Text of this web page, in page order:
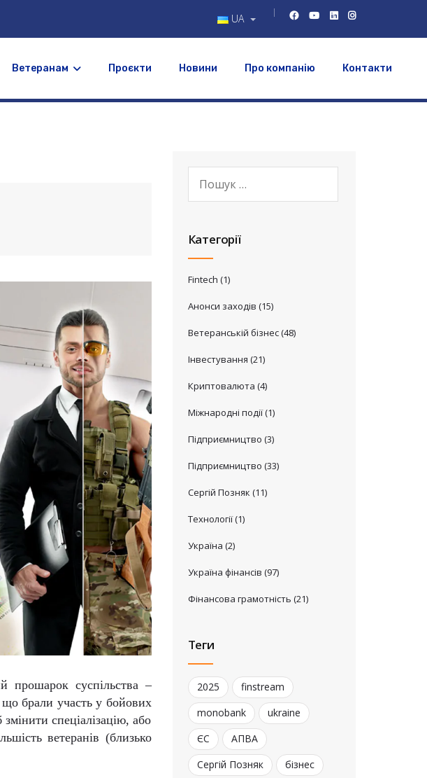
UA
Ветеранам Проєкти Новини Про компанію Контакти
прошарок суспільства –
що брали участь у бойових
спеціалізацію, або
ветеранів (близько
Категорії
Fintech (1)
Анонси заходів (15)
Ветеранській бізнес(48)
Інвестування (21)
Криптовалюта (4)
Міжнародні події(1)
Підприємництво (3)
Підприємництво (33)
Сергій Позняк (11)
Технології(1)
Україна (2)
Україна фінансів (97)
Фінансова грамотність (21)
Теги
2025
finstream
monobank
ukraine
ЄС
АПВА
Сергій Позняк
бізнес